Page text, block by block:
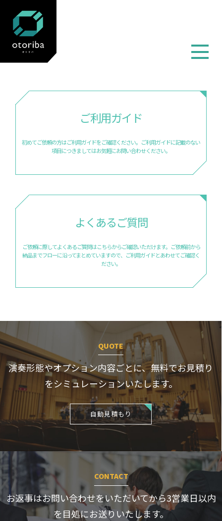
TOP
ご利用ガイド
初めてご依頼の方はご利用ガイドをご確認ください。 ご利用ガイドに記載のない
項目につきましてはお気軽にお問い合わせください。
よくあるご質問
ご依頼に際してよくあるご質問はこちらからご確認いただけます。 ご依頼前から
納品までフローに沿ってまとめていますので、 ご利用ガイドとあわせてご確認く
ださい。
QUOTE
演奏形態やオプション内容ごとに、無料でお見積り
をシミュレーションいたします。
自動見積もり
CONTACT
お返事はお問い合わせをいただいてから3営業日以内
を目処にお送りいたします。